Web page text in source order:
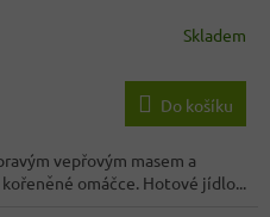
Skladem
Do košíku
vepřovým masem a
omáčce. Hotové jídlo...